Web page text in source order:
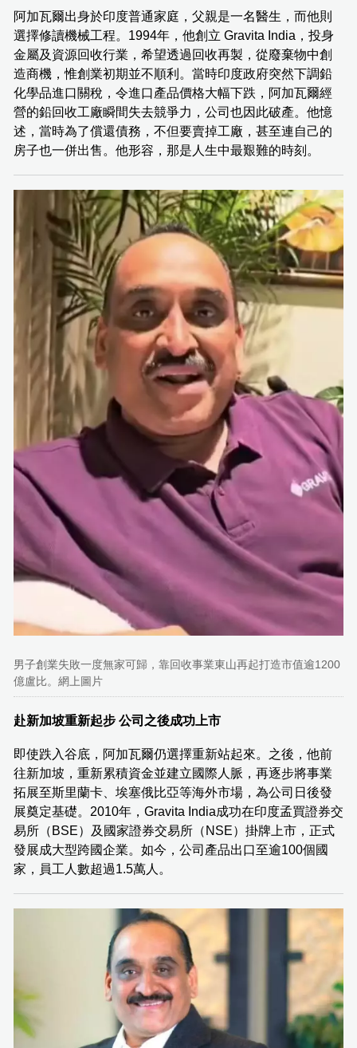
阿加瓦爾出身於印度普通家庭，父親是一名醫生，而他則
選擇修讀機械工程。1994年，他創立 Gravita India，投身
金屬及資源回收行業，希望透過回收再製，從廢棄物中創
造商機，惟創業初期並不順利。當時印度政府突然下調鉛
化學品進口關稅，令進口產品價格大幅下跌，阿加瓦爾經
營的鉛回收工廠瞬間失去競爭力，公司也因此破產。他憶
述，當時為了償還債務，不但要賣掉工廠，甚至連自己的
房子也一併出售。他形容，那是人生中最艱難的時刻。
男子創業失敗一度無家可歸，靠回收事業東山再起打造市值逾1200
億盧比。網上圖片
赴新加坡重新起步 公司之後成功上市
即使跌入谷底，阿加瓦爾仍選擇重新站起來。之後，他前
往新加坡，重新累積資金並建立國際人脈，再逐步將事業
拓展至斯里蘭卡、埃塞俄比亞等海外市場，為公司日後發
展奠定基礎。2010年，Gravita India成功在印度孟買證券交
易所（BSE）及國家證券交易所（NSE）掛牌上市，正式
發展成大型跨國企業。如今，公司產品出口至逾100個國
家，員工人數超過1.5萬人。